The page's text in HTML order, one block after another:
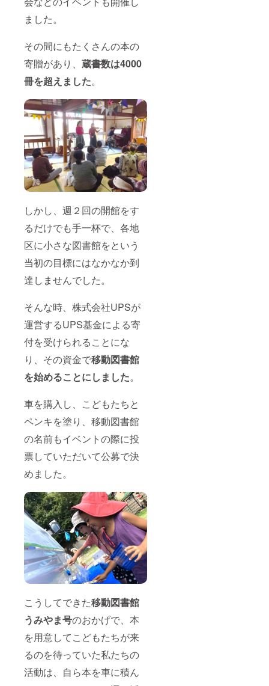
ました。
その間にもたくさんの本の
寄贈があり、 蔵書数は4000
冊を超えました。
しかし、週２回の開館をす
るだけでも手一杯で、各地
区に小さな図書館をという
当初の目標にはなかなか到
達しませんでした。
そんな時、株式会社UPSが
運営するUPS基金による寄
付を受けられることにな
り、その資金で移動図書館
を始めることにしました。
車を購入し、こどもたちと
ペンキを塗り、移動図書館
の名前もイベントの際に投
票していただいて公募で決
めました。
こうしてできた移動図書館
うみやま号のおかげで、本
を用意してこどもたちが来
るのを待っていた私たちの
活動は、自ら本を車に積ん